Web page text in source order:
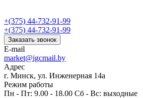
+(375) 44-732-91-99
+(375) 44-732-91-99
Заказать звонок
E-mail
market@igcmail.by
Адрес
г. Минск, ул. Инженерная 14а
Режим работы
Пн - Пт: 9.00 - 18.00 Сб - Вс: выходные